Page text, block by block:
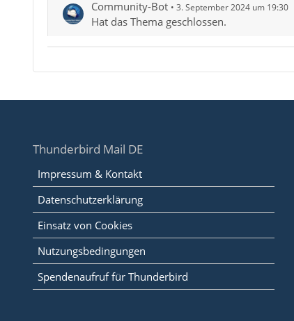
Community-Bot 3. September 2024 um 19:30
Hat das Thema geschlossen.
Thunderbird Mail DE
Impressum & Kontakt
Datenschutzerklärung
Einsatz von Cookies
Nutzungsbedingungen
Spendenaufruf für Thunderbird